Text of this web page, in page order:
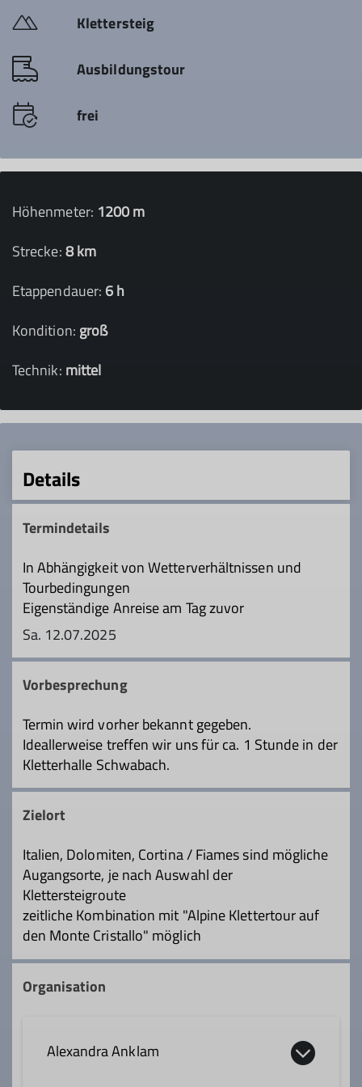
Klettersteig
Ausbildungstour
frei
Höhenmeter: 1200 m
Strecke:8 km
Etappendauer: 6 h
Kondition: groß
Technik: mittel
Details
Termindetails
In Abhängigkeit von Wetterverhältnissen und
Tourbedingungen
Eigenständige Anreise am Tag zuvor
Sa. 12.07.2025
Vorbesprechung
Termin wird vorher bekannt gegeben.
Ideallerweise treffen wir uns für ca. 1 Stunde in der
Kletterhalle Schwabach.
Zielort
Italien, Dolomiten, Cortina / Fiames sind mögliche
Augangsorte, je nach Auswahl der
Klettersteigroute
zeitliche Kombination mit "Alpine Klettertour auf
den Monte Cristallo" möglich
Organisation
Alexandra Anklam